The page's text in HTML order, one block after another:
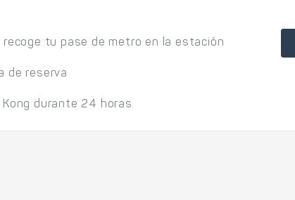
tu pase de metro en la estación
de reserva
durante 24 horas